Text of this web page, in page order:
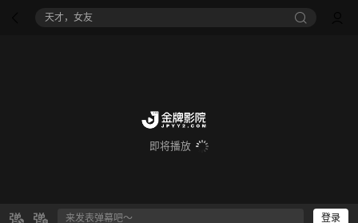
天才，女友
即将播放
登录